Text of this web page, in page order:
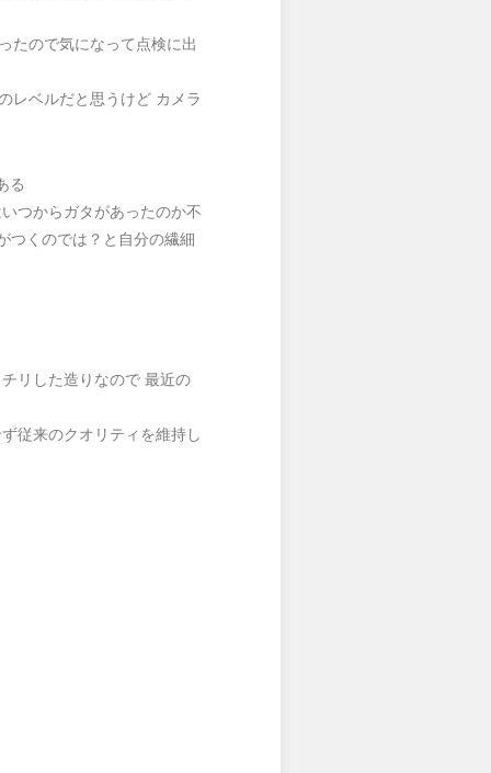
たので気になって点検に出
レベルだと思うけど カメラ
る
つからガタがあったのか不
つくのでは？と自分の繊細
リした造りなので 最近の
従来のクオリティを維持し